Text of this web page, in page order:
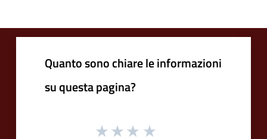
Quanto sono chiare le informazioni
su questa pagina?